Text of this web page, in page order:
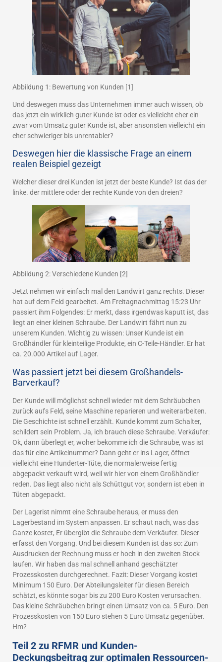
Abbildung 1: Bewertung von Kunden [1]
Und deswegen muss das Unternehmen immer auch wissen, ob
das jetzt ein wirklich guter Kunde ist oder es vielleicht eher ein
zwar vom Umsatz guter Kunde ist, aber ansonsten vielleicht ein
eher schwieriger bis unrentabler?
Deswegen hier die klassische Frage an einem
realen Beispiel gezeigt
Welcher dieser drei Kunden ist jetzt der beste Kunde? Ist das der
linke. der mittlere oder der rechte Kunde von den dreien?
Abbildung 2: Verschiedene Kunden [2]
Jetzt nehmen wir einfach mal den Landwirt ganz rechts. Dieser
hat auf dem Feld gearbeitet. Am Freitagnachmittag 15:23 Uhr
passiert ihm Folgendes: Er merkt, dass irgendwas kaputt ist, das
liegt an einer kleinen Schraube. Der Landwirt fährt nun zu
unserem Kunden. Wichtig zu wissen: Unser Kunde ist ein
Großhändler für kleinteilige Produkte, ein C-Teile-Händler. Er hat
ca. 20.000 Artikel auf Lager.
Was passiert jetzt bei diesem Großhandels-
Barverkauf?
Der Kunde will möglichst schnell wieder mit dem Schräubchen
zurück aufs Feld, seine Maschine reparieren und weiterarbeiten.
Die Geschichte ist schnell erzählt. Kunde kommt zum Schalter,
schildert sein Problem. Ja, ich brauch diese Schraube. Verkäufer:
Ok, dann überlegt er, woher bekomme ich die Schraube, was ist
das für eine Artikelnummer? Dann geht er ins Lager, öffnet
vielleicht eine Hunderter-Tüte, die normalerweise fertig
abgepackt verkauft wird, weil wir hier von einem Großhändler
reden. Das liegt also nicht als Schüttgut vor, sondern ist eben in
Tüten abgepackt.
Der Lagerist nimmt eine Schraube heraus, er muss den
Lagerbestand im System anpassen. Er schaut nach, was das
Ganze kostet, Er übergibt die Schraube dem Verkäufer. Dieser
erfasst den Vorgang. Und bei diesem Kunden ist das so: Zum
Ausdrucken der Rechnung muss er hoch in den zweiten Stock
laufen. Wir haben das mal schnell anhand geschätzter
Prozesskosten durchgerechnet. Fazit: Dieser Vorgang kostet
Minimum 150 Euro. Der Abteilungsleiter für diesen Bereich
schätzt, es könnte sogar bis zu 200 Euro Kosten verursachen.
Das kleine Schräubchen bringt einen Umsatz von ca. 5 Euro. Den
Prozesskosten von 150 Euro stehen 5 Euro Umsatz gegenüber.
Hm?
Teil 2 zu RFMR und Kunden-
Deckungsbeitrag zur optimalen Ressourcen-